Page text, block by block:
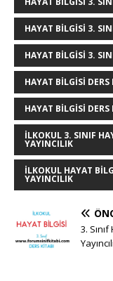
k
HAYAT BILGISI 3.
HAYAT BILGISI 3.
HAYAT BILGISI
HAYAT BILGISI
ILKOKUL 3. SINIF
YAYINCILIK
ILKOKUL HAYAT
YAYINCILIK
3.